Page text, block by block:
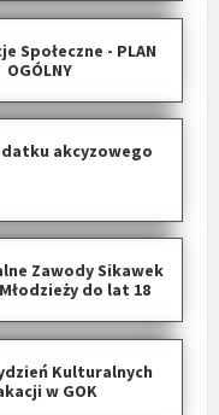
Społeczne - PLAN
OGÓLNY
akcyzowego
Zawody Sikawek
do lat 18
Kulturalnych
w GOK